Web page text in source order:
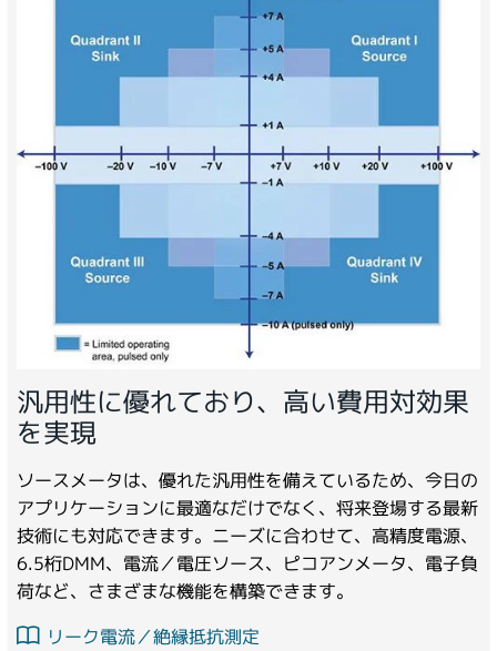
汎用性に優れており、高い費用対効果
を実現
ソースメータは、優れた汎用性を備えているため、今日の
アプリケーションに最適なだけでなく、将来登場する最新
技術にも対応できます。ニーズに合わせて、高精度電源、
6.5桁DMM、電流／電圧ソース、ピコアンメータ、電子負
荷など、さまざまな機能を構築できます。
リーク電流／絶縁抵抗測定